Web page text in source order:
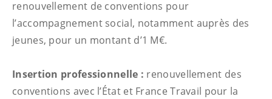
renouvellement de conventions pour
l’accompagnement social, notamment auprès des
jeunes, pour un montant d’1 M€.
Insertion professionnelle : renouvellement des
conventions avec l’État et France Travail pour la